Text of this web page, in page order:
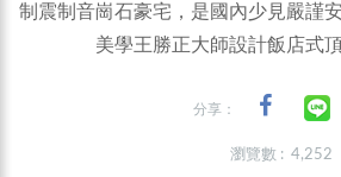
制震制音崗石豪宅，是國內少見嚴謹
美學王勝正大師設計飯店式
分享：
瀏覽數 : 4,252